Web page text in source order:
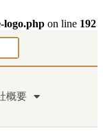
logo.php on line 192
概要